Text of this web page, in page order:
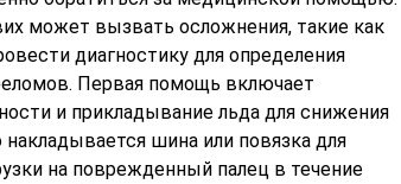
может вызвать осложнения, такие как
диагностику для определения
Первая помощь включает
и прикладывание льда для снижения
шина или повязка для
на поврежденный палец в течение